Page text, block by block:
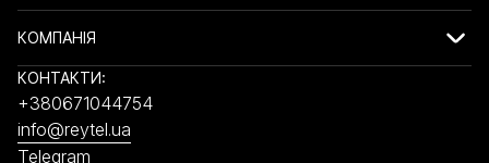
КОМПАНІЯ
КОНТАКТИ:
+380671044754
info@reytel.ua
Telegram